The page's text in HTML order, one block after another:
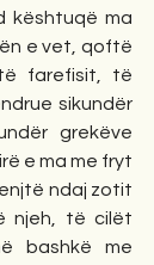
kështuqë ma
e vet, qoftë
farefisit, të
sikundër
grekëve
e ma me fryt
ndaj zotit
njeh, të cilët
bashkë me